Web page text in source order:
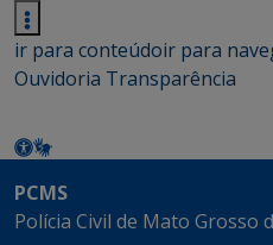
ir para conteúdoir para
Ouvidoria Transparência
PCMS
Polícia Civil de Mato Grosso